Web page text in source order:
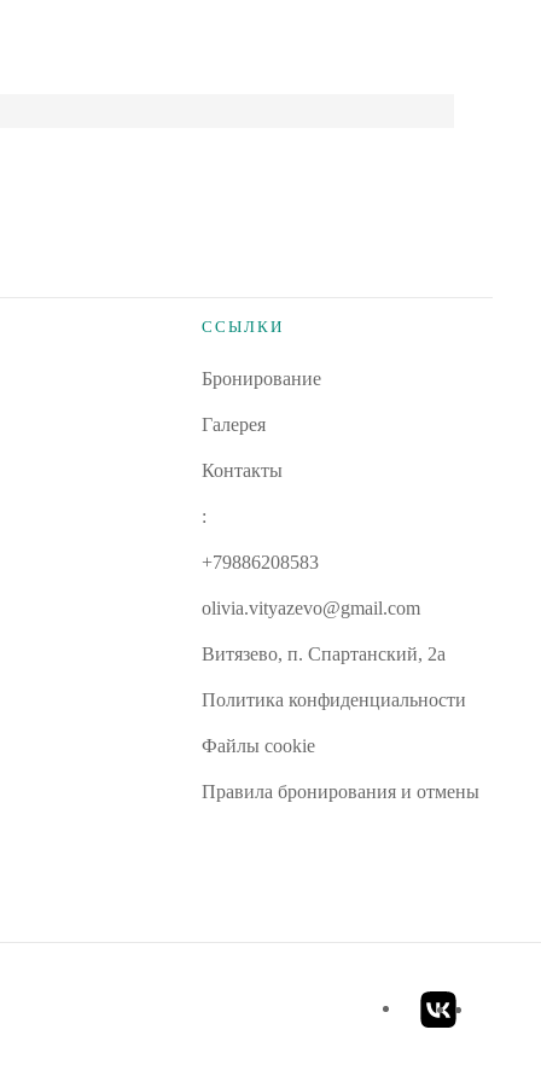
ССЫЛКИ
Бронирование
Галерея
Контакты
:
+79886208583
olivia.vityazevo@gmail.com
Витязево, п. Спартанский, 2а
Политика конфиденциальности
Файлы cookie
Правила бронирования и отмены